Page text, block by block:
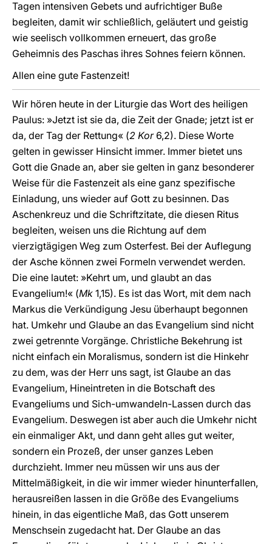
Tagen intensiven Gebets und aufrichtiger Buße
begleiten, damit wir schließlich, geläutert und geistig
wie seelisch vollkommen erneuert, das große
Geheimnis des Paschas ihres Sohnes feiern können.
Allen eine gute Fastenzeit!
Wir hören heute in der Liturgie das Wort des heiligen
Paulus: »Jetzt ist sie da, die Zeit der Gnade; jetzt ist er
da, der Tag der Rettung« (2 Kor6,2). Diese Worte
gelten in gewisser Hinsicht immer. Immer bietet uns
Gott die Gnade an, aber sie gelten in ganz besonderer
Weise für die Fastenzeit als eine ganz spezifische
Einladung, uns wieder auf Gott zu besinnen. Das
Aschenkreuz und die Schriftzitate, die diesen Ritus
begleiten, weisen uns die Richtung auf dem
vierzigtägigen Weg zum Osterfest. Bei der Auflegung
der Asche können zwei Formeln verwendet werden.
Die eine lautet: »Kehrt um, und glaubt an das
Evangelium!« (Mk 1,15). Es ist das Wort, mit dem nach
Markus die Verkündigung Jesu überhaupt begonnen
hat. Umkehr und Glaube an das Evangelium sind nicht
zwei getrennte Vorgänge. Christliche Bekehrung ist
nicht einfach ein Moralismus, sondern ist die Hinkehr
zu dem, was der Herr uns sagt, ist Glaube an das
Evangelium, Hineintreten in die Botschaft des
Evangeliums und Sich-umwandeln-Lassen durch das
Evangelium. Deswegen ist aber auch die Umkehr nicht
ein einmaliger Akt, und dann geht alles gut weiter,
sondern ein Prozeß, der unser ganzes Leben
durchzieht. Immer neu müssen wir uns aus der
Mittelmäßigkeit, in die wir immer wieder hinunterfallen,
herausreißen lassen in die Größe des Evangeliums
hinein, in das eigentliche Maß, das Gott unserem
Menschsein zugedacht hat. Der Glaube an das